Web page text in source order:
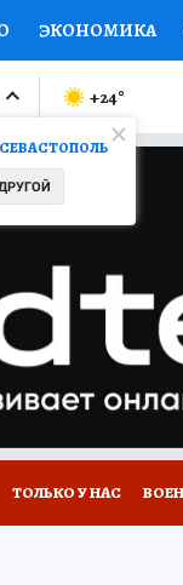
ЭКОНОМИКА
Я ЗНАЮ
КОНКУРСЫ
СЕВАСТОПОЛЬ
+24°
ТОЛЬКО У НАС